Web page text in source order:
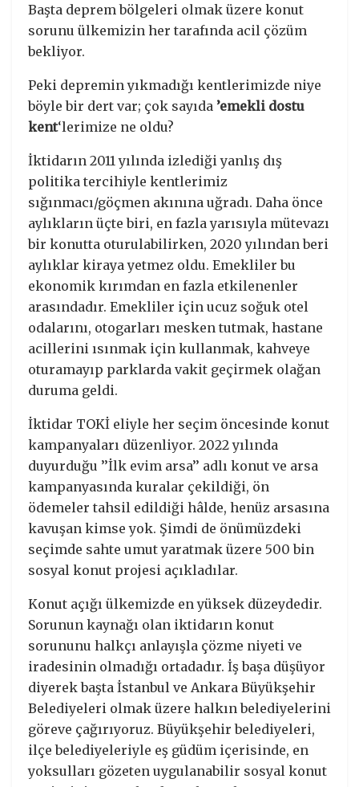
Başta deprem bölgeleri olmak üzere konut
sorunu ülkemizin her tarafında acil çözüm
bekliyor.
Peki depremin yıkmadığı kentlerimizde niye
böyle bir dert var; çok sayıda ’emekli dostu
kent‘lerimize ne oldu?
İktidarın 2011 yılında izlediği yanlış dış
politika tercihiyle kentlerimiz
sığınmacı/göçmen akınına uğradı. Daha önce
aylıkların üçte biri, en fazla yarısıyla mütevazı
bir konutta oturulabilirken, 2020 yılından beri
aylıklar kiraya yetmez oldu. Emekliler bu
ekonomik kırımdan en fazla etkilenenler
arasındadır. Emekliler için ucuz soğuk otel
odalarını, otogarları mesken tutmak, hastane
acillerini ısınmak için kullanmak, kahveye
oturamayıp parklarda vakit geçirmek olağan
duruma geldi.
İktidar TOKİ eliyle her seçim öncesinde konut
kampanyaları düzenliyor. 2022 yılında
duyurduğu ’’İlk evim arsa’’ adlı konut ve arsa
kampanyasında kuralar çekildiği, ön
ödemeler tahsil edildiği hâlde, henüz arsasına
kavuşan kimse yok. Şimdi de önümüzdeki
seçimde sahte umut yaratmak üzere 500 bin
sosyal konut projesi açıkladılar.
Konut açığı ülkemizde en yüksek düzeydedir.
Sorunun kaynağı olan iktidarın konut
sorununu halkçı anlayışla çözme niyeti ve
iradesinin olmadığı ortadadır. İş başa düşüyor
diyerek başta İstanbul ve Ankara Büyükşehir
Belediyeleri olmak üzere halkın belediyelerini
göreve çağırıyoruz. Büyükşehir belediyeleri,
ilçe belediyeleriyle eş güdüm içerisinde, en
yoksulları gözeten uygulanabilir sosyal konut